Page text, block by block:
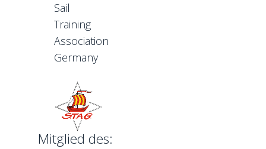
Sail
Training
Association
Germany
Mitglied des: